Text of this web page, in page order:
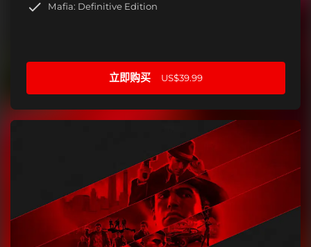
Mafia: Definitive Edition
立即购买 US$39.99